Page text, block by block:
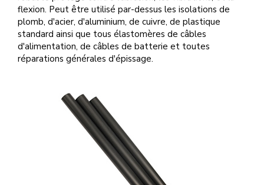
flexion. Peut être utilisé par-dessus les isolations de
plomb, d'acier, d'aluminium, de cuivre, de plastique
standard ainsi que tous élastomères de câbles
d'alimentation, de câbles de batterie et toutes
réparations générales d'épissage.